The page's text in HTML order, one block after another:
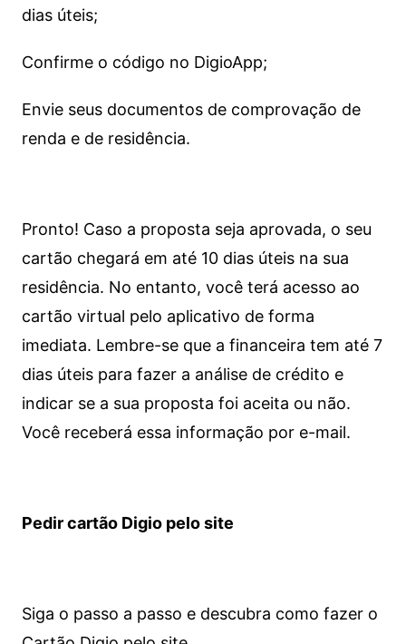
dias úteis;
Confirme o código no DigioApp;
Envie seus documentos de comprovação de
renda e de residência.
Pronto! Caso a proposta seja aprovada, o seu
cartão chegará em até 10 dias úteis na sua
residência. No entanto, você terá acesso ao
cartão virtual pelo aplicativo de forma
imediata. Lembre-se que a financeira tem até 7
dias úteis para fazer a análise de crédito e
indicar se a sua proposta foi aceita ou não.
Você receberá essa informação por e-mail.
Pedir cartão Digio pelo site
Siga o passo a passo e descubra como fazer o